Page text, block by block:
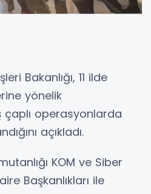
Bakanlığı, 11 ilde
yönelik
çaplı operasyonlarda
açıkladı.
KOM ve Siber
Başkanlıkları ile